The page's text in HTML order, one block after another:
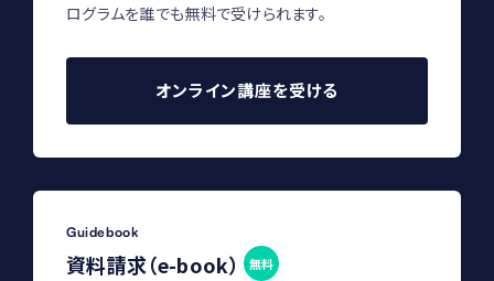
ログラムを誰でも無料で受けられます。
オンライン講座を受ける
Guidebook
資料請求（e-book） 無料